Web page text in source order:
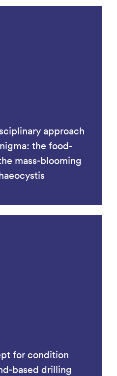
approach
the food-
mass-blooming
for condition
based drilling